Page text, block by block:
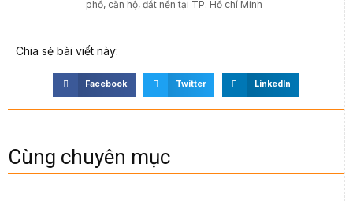
phố, căn hộ, đất nền tại TP. Hồ chí Minh
Chia sẻ bài viết này:
Facebook Twitter LinkedIn
Cùng chuyên mục